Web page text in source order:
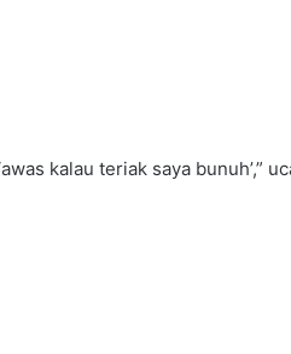
kalau teriak saya bunuh’,”